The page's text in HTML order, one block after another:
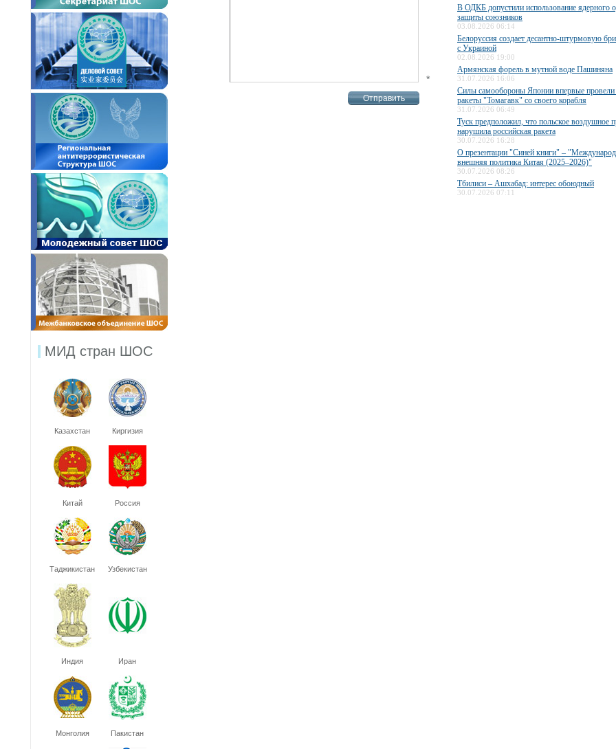
МИД стран ШОС
Казахстан Киргизия
Китай Россия
Таджикистан Узбекистан
Индия Иран
Монголия Пакистан
*
В ОДКБ допустили использование ядерного
защиты союзников
03.08.2026 06:14
Белоруссия создает десантно-штурмовую
с Украиной
02.08.2026 19:00
Армянская форель в мутной воде Пашиняна
31.07.2026 16:06
Силы самообороны Японии впервые провели
ракеты "Томагавк" со своего корабля
31.07.2026 06:49
Туск предположил, что польское воздушное
нарушила российская ракета
30.07.2026 16:28
О презентации "Синей книги" –
внешняя политика Китая (2025–2026)"
30.07.2026 08:26
Тбилиси – Ашхабад: интерес обоюдный
30.07.2026 07:11